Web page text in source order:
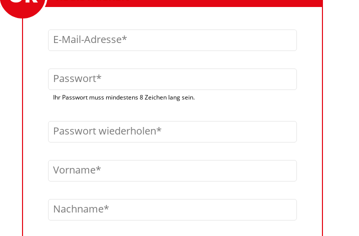
E-Mail-Adresse
Passwort
Ihr Passwort muss mindestens 8 Zeichen lang sein.
Passwort wiederholen
Vorname
Nachname